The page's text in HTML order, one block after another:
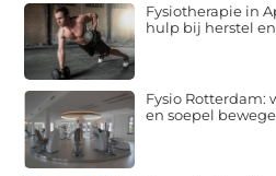
Fysiotherapie in
hulp bij herstel
Fysio Rotterdam:
en soepel